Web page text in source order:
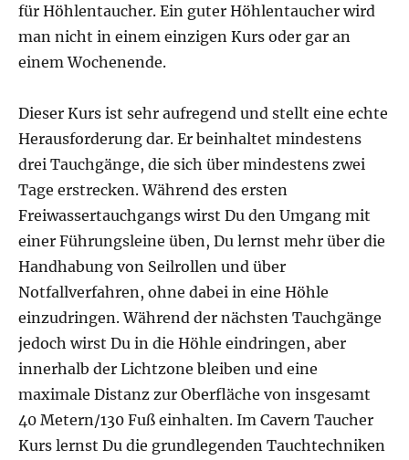
für Höhlentaucher. Ein guter Höhlentaucher wird
man nicht in einem einzigen Kurs oder gar an
einem Wochenende.
Dieser Kurs ist sehr aufregend und stellt eine echte
Herausforderung dar. Er beinhaltet mindestens
drei Tauchgänge, die sich über mindestens zwei
Tage erstrecken. Während des ersten
Freiwassertauchgangs wirst Du den Umgang mit
einer Führungsleine üben, Du lernst mehr über die
Handhabung von Seilrollen und über
Notfallverfahren, ohne dabei in eine Höhle
einzudringen. Während der nächsten Tauchgänge
jedoch wirst Du in die Höhle eindringen, aber
innerhalb der Lichtzone bleiben und eine
maximale Distanz zur Oberfläche von insgesamt
40 Metern/130 Fuß einhalten. Im Cavern Taucher
Kurs lernst Du die grundlegenden Tauchtechniken